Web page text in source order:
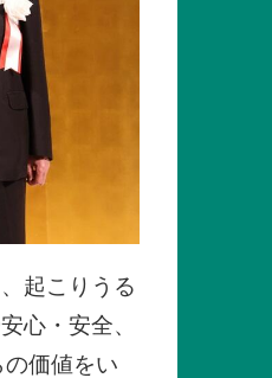
起こりうる
心・安全、
価値をい